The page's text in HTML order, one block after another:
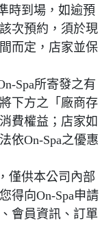
時到場，如逾預
次預約，須於現
而定，店家並保
Spa所寄發之有
下方之「廠商存
費權益；店家如
依On-Spa之優惠
僅供本公司內部
得向On-Spa申請
會員資訊、訂單